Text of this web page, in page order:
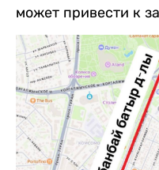
может привести к